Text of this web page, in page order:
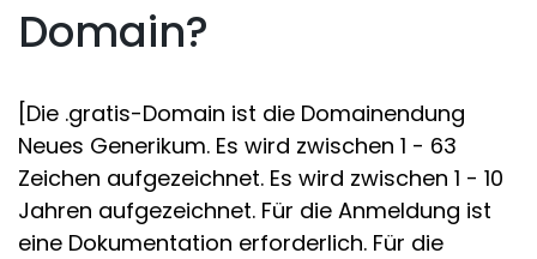
Domain?
[Die .gratis-Domain ist die Domainendung
Neues Generikum. Es wird zwischen 1 - 63
Zeichen aufgezeichnet. Es wird zwischen 1 - 10
Jahren aufgezeichnet. Für die Anmeldung ist
eine Dokumentation erforderlich. Für die